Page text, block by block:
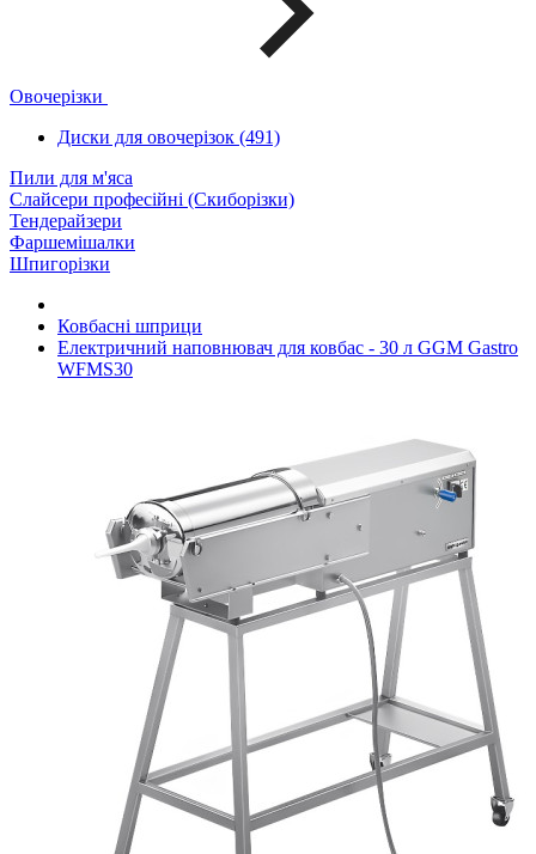
Овочерізки
Диски для овочерізок (491)
Пили для м'яса
Слайсери професійні (Скиборізки)
Тендерайзери
Фаршемішалки
Шпигорізки
Ковбасні шприци
Електричний наповнювач для ковбас - 30 л GGM Gastro
WFMS30